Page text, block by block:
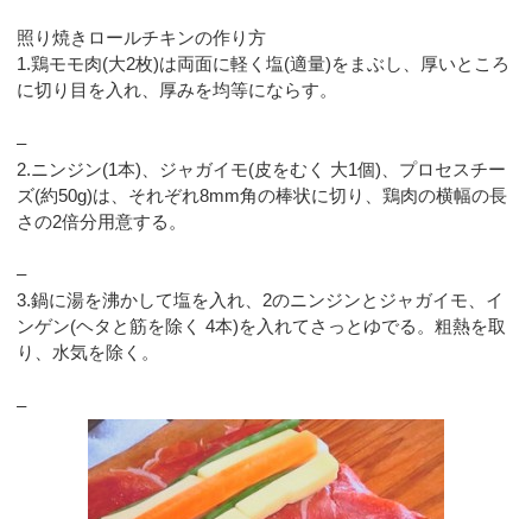
照り焼きロールチキンの作り方
1.鶏モモ肉(大2枚)は両面に軽く塩(適量)をまぶし、厚いところ
に切り目を入れ、厚みを均等にならす。
–
2.ニンジン(1本)、ジャガイモ(皮をむく 大1個)、プロセスチー
ズ(約50g)は、それぞれ8mm角の棒状に切り、鶏肉の横幅の長
さの2倍分用意する。
–
3.鍋に湯を沸かして塩を入れ、2のニンジンとジャガイモ、イ
ンゲン(ヘタと筋を除く 4本)を入れてさっとゆでる。粗熱を取
り、水気を除く。
–